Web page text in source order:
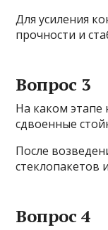
Для усиления
прочности и
Вопрос 3
На каком этапе
сдвоенные
После
стеклопакетов
Вопрос 4